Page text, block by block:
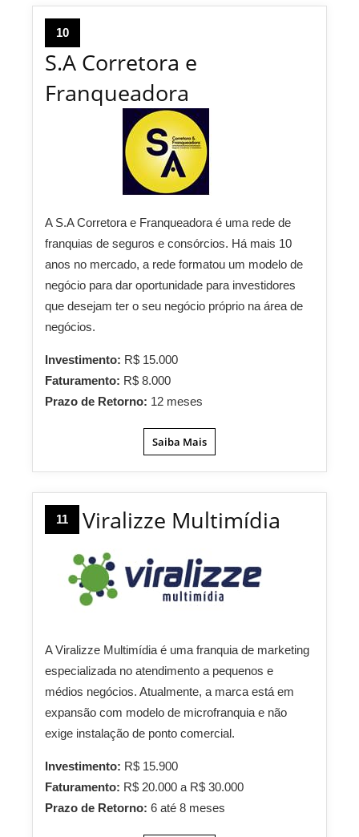
10
S.A Corretora e
Franqueadora
A S.A Corretora e Franqueadora é uma rede de
franquias de seguros e consórcios. Há mais 10
anos no mercado, a rede formatou um modelo de
negócio para dar oportunidade para investidores
que desejam ter o seu negócio próprio na área de
negócios.
Investimento: R$ 15.000
Faturamento: R$ 8.000
Prazo de Retorno: 12 meses
Saiba Mais
11 Viralizze Multimídia
A Viralizze Multimídia é uma franquia de marketing
especializada no atendimento a pequenos e
médios negócios. Atualmente, a marca está em
expansão com modelo de microfranquia e não
exige instalação de ponto comercial.
Investimento: R$ 15.900
Faturamento: R$ 20.000 a R$ 30.000
Prazo de Retorno: 6 até 8 meses